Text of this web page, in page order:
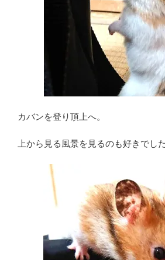
カバンを登り頂上へ。
上から見る風景を見るのも好きでした